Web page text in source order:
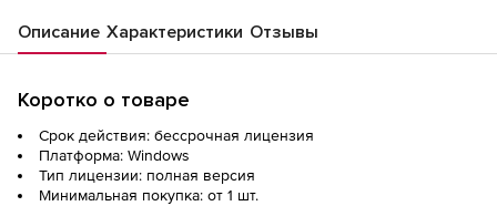
Описание Характеристики Отзывы
Коротко о товаре
Срок действия: бессрочная лицензия
Платформа: Windows
Тип лицензии: полная версия
Минимальная покупка: от 1 шт.